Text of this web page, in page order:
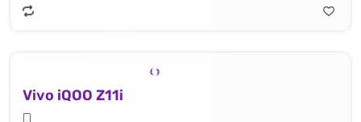
Vivo iQOO Z11i